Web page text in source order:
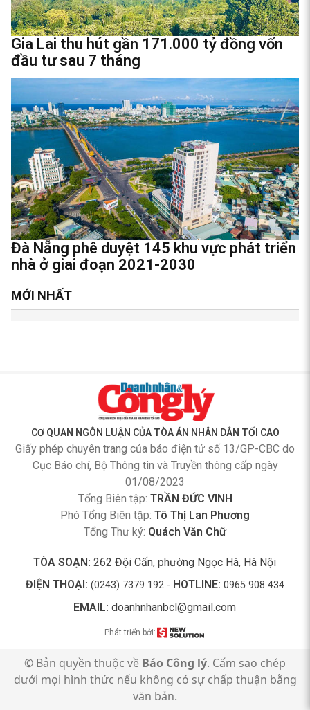
Gia Lai thu hút gần 171.000 tỷ đồng vốn
đầu tư sau 7 tháng
Đà Nẵng phê duyệt 145 khu vực phát triển
nhà ở giai đoạn 2021-2030
MỚI NHẤT
CƠ QUAN NGÔN LUẬN CỦA TÒA ÁN NHÂN DÂN TỐI CAO
Giấy phép chuyên trang của báo điện tử số 13/GP-CBC do
Cục Báo chí, Bộ Thông tin và Truyền thông cấp ngày
01/08/2023
Tổng Biên tập: TRẦN ĐỨC VINH
Phó Tổng Biên tập: Tô Thị Lan Phương
Tổng Thư ký: Quách Văn Chữ
TÒA SOẠN: 262 Đội Cấn, phường Ngọc Hà, Hà Nội
ĐIỆN THOẠI: (0243) 7379 192 - HOTLINE: 0965 908 434
EMAIL: doanhnhanbcl@gmail.com
Phát triển bởi:
© Bản quyền thuộc về Báo Công lý. Cấm sao chép
dưới mọi hình thức nếu không có sự chấp thuận bằng
văn bản.